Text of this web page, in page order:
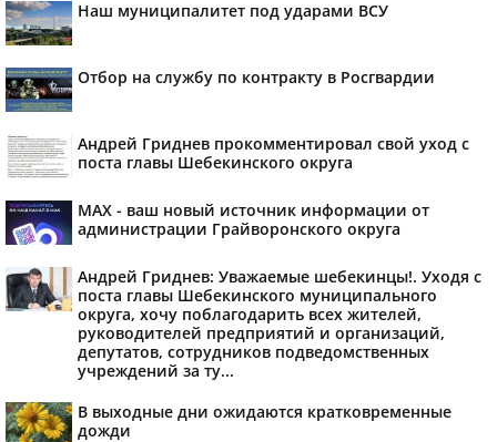
Наш муниципалитет под ударами ВСУ
Отбор на службу по контракту в Росгвардии
Андрей Гриднев прокомментировал свой уход с
поста главы Шебекинского округа
MAX - ваш новый источник информации от
администрации Грайворонского округа
Андрей Гриднев: Уважаемые шебекинцы!. Уходя с
поста главы Шебекинского муниципального
округа, хочу поблагодарить всех жителей,
руководителей предприятий и организаций,
депутатов, сотрудников подведомственных
учреждений за ту...
В выходные дни ожидаются кратковременные
дожди